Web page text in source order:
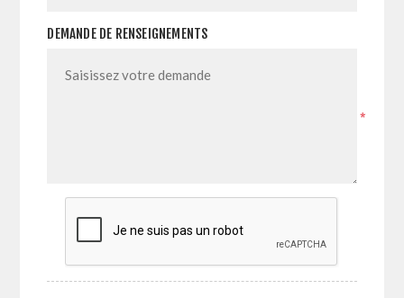
DEMANDE DE RENSEIGNEMENTS
*